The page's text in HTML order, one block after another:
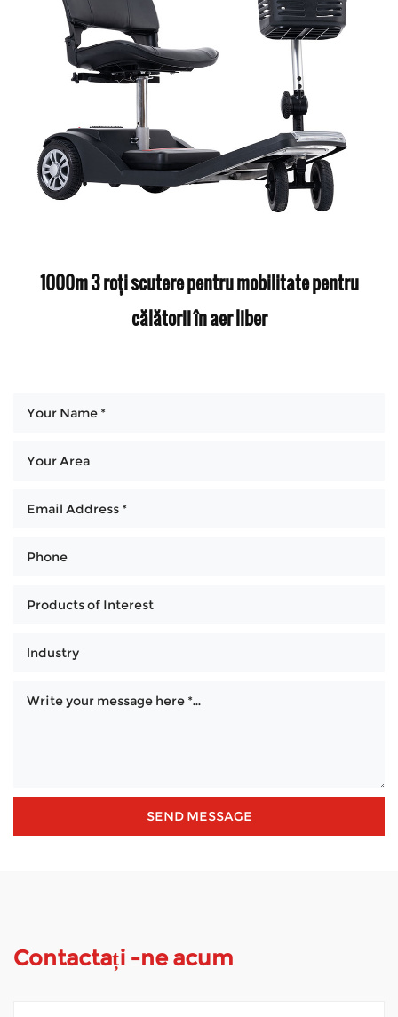
1000m 3 roți scutere pentru mobilitate pentru
călătorii în aer liber
Contactați -ne acum